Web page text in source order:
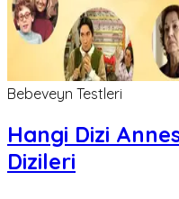
Bebeveyn Testleri
Hangi Dizi
Dizileri